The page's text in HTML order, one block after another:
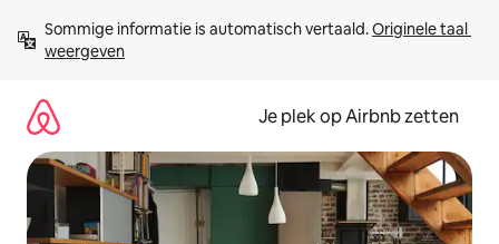
direct
naar
Sommige informatie is automatisch vertaald. Originele taal
weergeven
Je plek op Airbnb zetten